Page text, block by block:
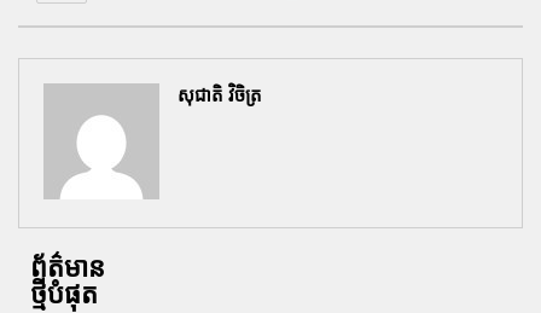
សុជាតិ វិចិត្រ
ព័ត៌មាន
ថ្មីបំផុត